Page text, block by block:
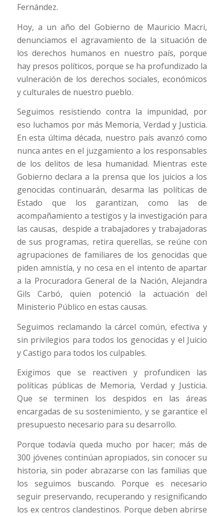
Fernández.
Hoy, a un año del Gobierno de Mauricio Macri,
denunciamos el agravamiento de la situación de
los derechos humanos en nuestro país, porque
hay presos políticos, porque se ha profundizado la
vulneración de los derechos sociales, económicos
y culturales de nuestro pueblo.
Seguimos resistiendo contra la impunidad, por
eso luchamos por más Memoria, Verdad y Justicia.
En esta última década, nuestro país avanzó como
nunca antes en el juzgamiento a los responsables
de los delitos de lesa humanidad. Mientras este
Gobierno declara a la prensa que los juicios a los
genocidas continuarán, desarma las políticas de
Estado que los garantizan, como las de
acompañamiento a testigos y la investigación para
las causas, despide a trabajadores y trabajadoras
de sus programas, retira querellas, se reúne con
agrupaciones de familiares de los genocidas que
piden amnistía, y no cesa en el intento de apartar
a la Procuradora General de la Nación, Alejandra
Gils Carbó, quien potenció la actuación del
Ministerio Público en estas causas.
Seguimos reclamando la cárcel común, efectiva y
sin privilegios para todos los genocidas y el Juicio
y Castigo para todos los culpables.
Exigimos que se reactiven y profundicen las
políticas públicas de Memoria, Verdad y Justicia.
Que se terminen los despidos en las áreas
encargadas de su sostenimiento, y se garantice el
presupuesto necesario para su desarrollo.
Porque todavía queda mucho por hacer; más de
300 jóvenes continúan apropiados, sin conocer su
historia, sin poder abrazarse con las familias que
los seguimos buscando. Porque es necesario
seguir preservando, recuperando y resignificando
los ex centros clandestinos. Porque deben abrirse